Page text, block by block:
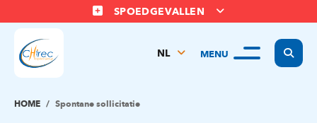
SPOEDGEVALLEN
MENU
NL
HOME Spontane sollicitatie